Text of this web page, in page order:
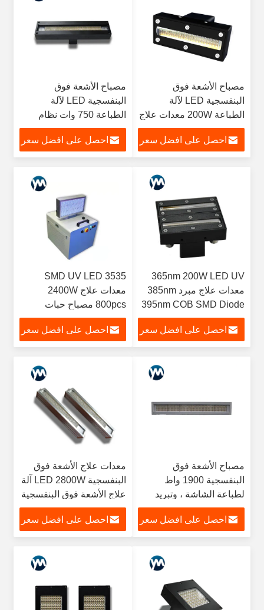
مصباح الأشعة فوق
البنفسجية LED لآلة
الطباعة 200W معدات علاج
مصابيح الأشعة فوق
البنفسجيةاحصل على افضل سعر
مصباح الأشعة فوق
البنفسجية LED لآلة
الطباعة 750 وات نظام
معالجة ضوء الأشعة فوق
البنفسجيةاحصل على افضل سعر
365nm 200W LED UV
معدات علاج مبرد 385nm
395nm COB SMD Diode
احصل على افضل سعر
3535 SMD UV LED
معدات علاج 2400W
800pcs مصباح حبات
الألومنيوم الشخصي
احصل على افضل سعر
مصباح الأشعة فوق
البنفسجية 1900 واط
لطباعة الشاشة ، وتبريد
المياه ، رقاقة LG Seoul
Epiledsاحصل على افضل سعر
معدات علاج الأشعة فوق
البنفسجية LED 2800W آلة
علاج الأشعة فوق البنفسجية
المختلطة مصباح علاج
الطول الموجي
احصل على افضل سعر